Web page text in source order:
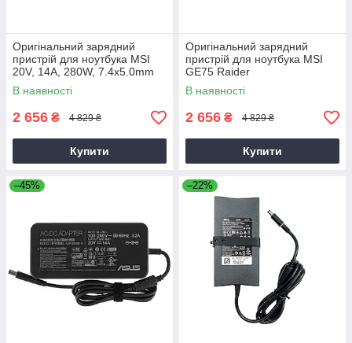
Оригінальний зарядний
пристрій для ноутбука MSI
20V, 14A, 280W, 7.4x5.0mm
В наявності
2 656 ₴ 4 829 ₴
Купити
Оригінальний зарядний
пристрій для ноутбука MSI
GE75 Raider
В наявності
2 656 ₴ 4 829 ₴
Купити
–45% –22%